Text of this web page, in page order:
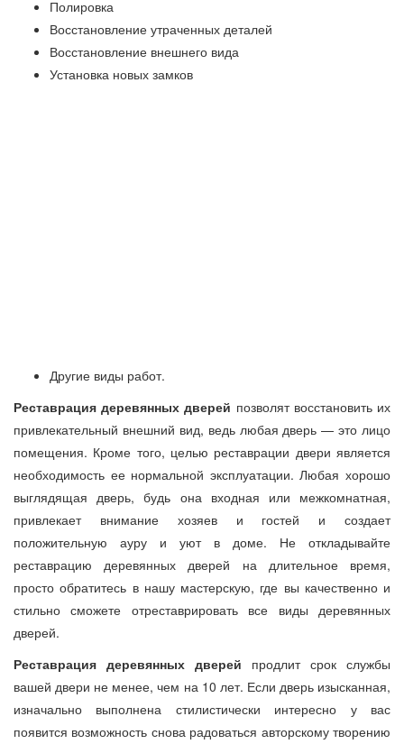
Полировка
Восстановление утраченных деталей
Восстановление внешнего вида
Установка новых замков
Другие виды работ.
Реставрация деревянных дверей позволят восстановить их
привлекательный внешний вид, ведь любая дверь — это лицо
помещения. Кроме того, целью реставрации двери является
необходимость ее нормальной эксплуатации. Любая хорошо
выглядящая дверь, будь она входная или межкомнатная,
привлекает внимание хозяев и гостей и создает
положительную ауру и уют в доме. Не откладывайте
реставрацию деревянных дверей на длительное время,
просто обратитесь в нашу мастерскую, где вы качественно и
стильно сможете отреставрировать все виды деревянных
дверей.
Реставрация деревянных дверей продлит срок службы
вашей двери не менее, чем на 10 лет. Если дверь изысканная,
изначально выполнена стилистически интересно у вас
появится возможность снова радоваться авторскому творению